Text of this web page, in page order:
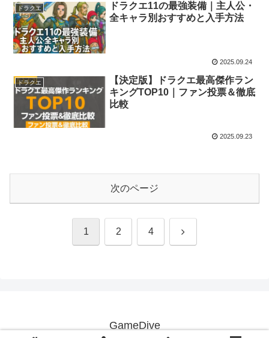
ドラクエ
ドラクエ11の最強装備｜主人公・
全キャラ別おすすめと入手方法
2025.09.24
ドラクエ
【決定版】ドラクエ最高傑作ラン
キングTOP10｜ファン投票＆徹底
比較
2025.09.23
次のページ
1 2 4 次
GameDive